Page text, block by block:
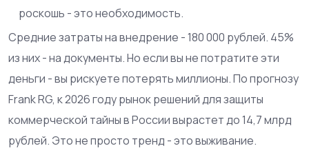
роскошь - это необходимость.
Средние затраты на внедрение - 180 000 рублей. 45%
из них - на документы. Но если вы не потратите эти
деньги - вы рискуете потерять миллионы. По прогнозу
Frank RG, к 2026 году рынок решений для защиты
коммерческой тайны в России вырастет до 14,7 млрд
рублей. Это не просто тренд - это выживание.